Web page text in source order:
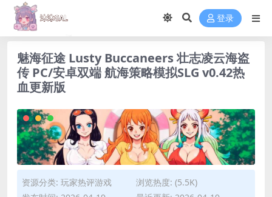
登录
魅海征途 Lusty Buccaneers 壮志凌云海盗
传 PC/安卓双端 航海策略模拟SLG v0.42热
血更新版
资源分类: 玩家热评游戏
浏览热度: (5.5K)